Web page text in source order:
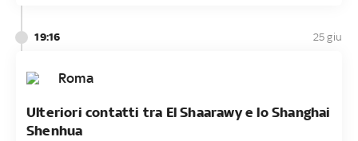
19:16 25 giu
Roma
Ulteriori contatti tra El Shaarawy e lo Shanghai
Shenhua